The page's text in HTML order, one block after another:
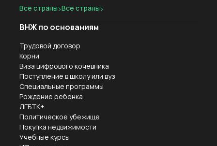
Все страны Все страны
ВНЖ по основаниям
Трудовой договор
Корни
Виза цифрового кочевника
Поступление в школу или вуз
Специальные программы
Рождение ребенка
ЛГБТК+
Политическое убежище
Покупка недвижимости
Учебные курсы